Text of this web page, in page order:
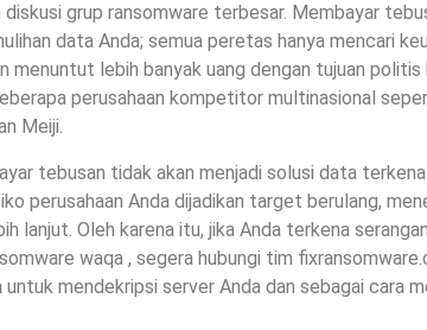
diskusi grup ransomware terbesar. Membayar
data Anda; semua peretas hanya mencari
menuntut lebih banyak uang dengan tujuan
perusahaan kompetitor multinasional
Meiji.
tebusan tidak akan menjadi solusi data
perusahaan Anda dijadikan target berulang,
lanjut. Oleh karena itu, jika Anda terkena
waqa , segera hubungi tim
untuk mendekripsi server Anda dan sebagai cara